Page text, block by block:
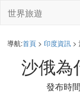
世界旅遊
導航:首頁 > 印度資訊 >
沙俄為
發布時